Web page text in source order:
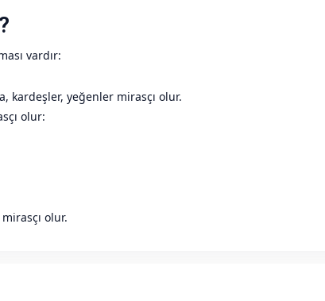
vardır:
kardeşler, yeğenler mirasçı olur.
olur:
olur.